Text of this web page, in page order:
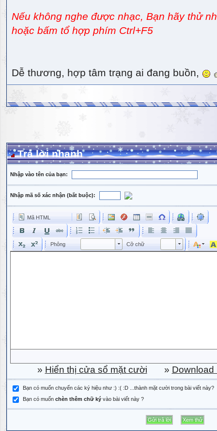
Nếu không nghe được nhạc, Bạn hãy thử
hoặc bấm tổ hợp phím Ctrl+F5
Dễ thương, hợp tâm trạng ai đang buồn,
Trả lời nhanh
Nhập vào tên của bạn:
Nhập mã số xác nhận (bắt buộc):
Mã HTML
Phông Phông Cỡ chữ Kích cỡ phông
» Hiển thị cửa sổ mặt cười » Download
Bạn có muốn chuyển các ký hiệu như :) :( :D ...thành mặt cười trong bài viết này?
Bạn có muốn chèn thêm chữ ký vào bài viết này ?